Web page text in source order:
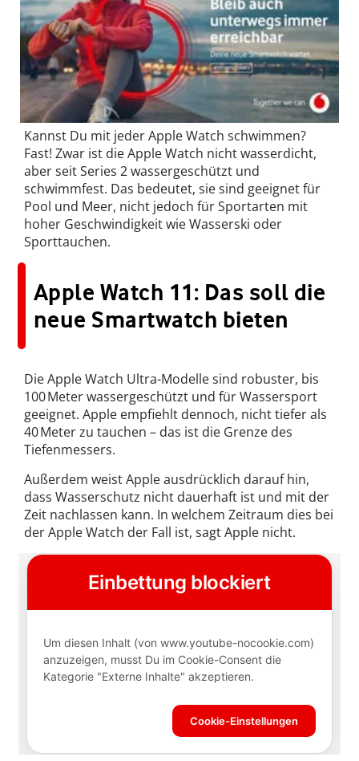
Kannst Du mit jeder Apple Watch schwimmen?
Fast! Zwar ist die Apple Watch nicht wasserdicht,
aber seit Series 2 wassergeschützt und
schwimmfest. Das bedeutet, sie sind geeignet für
Pool und Meer, nicht jedoch für Sportarten mit
hoher Geschwindigkeit wie Wasserski oder
Sporttauchen.
Apple Watch 11: Das soll die
neue Smartwatch bieten
Die Apple Watch Ultra-Modelle sind robuster, bis
100 Meter wassergeschützt und für Wassersport
geeignet. Apple empfiehlt dennoch, nicht tiefer als
40 Meter zu tauchen – das ist die Grenze des
Tiefenmessers.
Außerdem weist Apple ausdrücklich darauf hin,
dass Wasserschutz nicht dauerhaft ist und mit der
Zeit nachlassen kann. In welchem Zeitraum dies bei
der Apple Watch der Fall ist, sagt Apple nicht.